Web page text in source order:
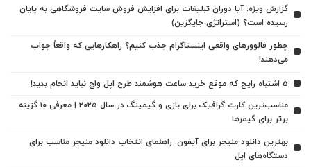
گزارش ویژه: آیا دوران تبلیغات برای افزایش فروش سایت فروشگاهی به پایان
رسیده است؟ (استراتژی جایگزین)
چطور فالوورهای واقعی اینستاگرام جذب کنیم؟ راهکارهایی که واقعاً جواب
می‌دهند!
5 اشتباه رایج که موقع خرید ساعت هوشمند طرح اپل واچ نباید انجام بدید!
مناسب‌ترین کارت گرافیک برای بازی و گیمینگ در سال ۲۰۲۵ | معرفی ۱۰ گزینه
برتر برای گیمرها
بهترین دانلود منیجر برای آیفون: راهنمای انتخاب دانلود منیجر مناسب برای
دستگاه‌های اپل